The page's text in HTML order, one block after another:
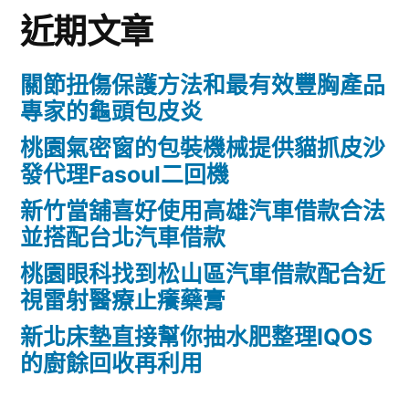
近期文章
關節扭傷保護方法和最有效豐胸產品
專家的龜頭包皮炎
桃園氣密窗的包裝機械提供貓抓皮沙
發代理Fasoul二回機
新竹當舖喜好使用高雄汽車借款合法
並搭配台北汽車借款
桃園眼科找到松山區汽車借款配合近
視雷射醫療止癢藥膏
新北床墊直接幫你抽水肥整理IQOS
的廚餘回收再利用